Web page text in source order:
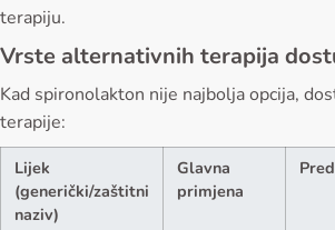
terapiju.
Vrste alternativnih terapija
Kad spironolakton nije najbolja opcija,
terapije:
Lijek
(generički/zaštitni
naziv)
Glavna
primjena